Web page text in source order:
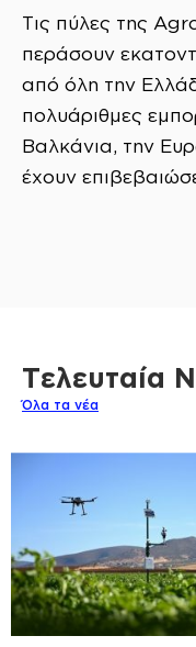
Τις πύλες της
περάσουν
από όλη την
πολυάριθμες
Βαλκάνια, την
έχουν
Τελευταία
Όλα τα νέα